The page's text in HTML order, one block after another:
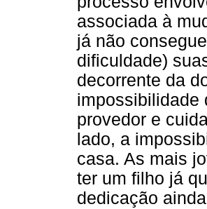
associada à
já não
dificuldade)
decorrente da
impossibilidade
provedor e
lado, a
casa. As mais
ter um filho já
dedicação